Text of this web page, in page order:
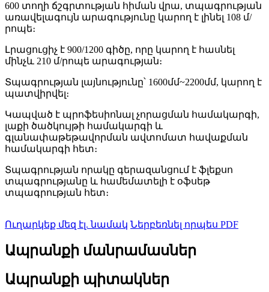
600 տողի ճշգրտության հիման վրա, տպագրության
առավելագույն արագությունը կարող է լինել 108 մ/
րոպե։
Լրացուցիչ է 900/1200 գիծը, որը կարող է հասնել
մինչև 210 մ/րոպե արագության։
Տպագրության լայնությունը՝ 1600մմ~2200մմ, կարող է
պատվիրվել։
Կապված է պրոֆեսիոնալ չորացման համակարգի,
լաքի ծածկույթի համակարգի և
գլանափաթեթավորման ավտոմատ հավաքման
համակարգի հետ։
Տպագրության որակը գերազանցում է ֆլեքսո
տպագրությանը և համեմատելի է օֆսեթ
տպագրության հետ։
Ուղարկեք մեզ էլ. նամակ Ներբեռնել որպես PDF
Ապրանքի մանրամասներ
Ապրանքի պիտակներ